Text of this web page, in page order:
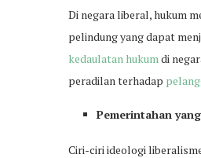
Di negara liberal, hukum
pelindung yang dapat
kedaulatan hukumdi
peradilan terhadap
Pemerintahan
Ciri-ciri ideologi